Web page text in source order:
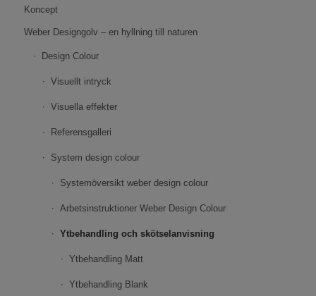
Koncept
Weber Designgolv – en hyllning till naturen
Design Colour
Visuellt intryck
Visuella effekter
Referensgalleri
System design colour
Systemöversikt weber design colour
Arbetsinstruktioner Weber Design Colour
Ytbehandling och skötselanvisning
Ytbehandling Matt
Ytbehandling Blank